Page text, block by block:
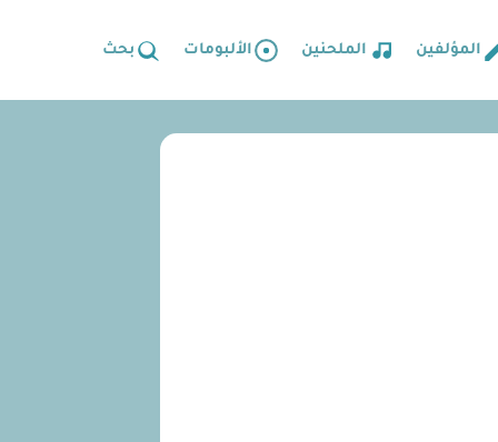
المؤلفين الملحنين الألبومات بحث